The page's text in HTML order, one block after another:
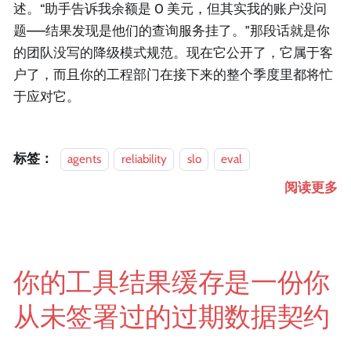
述。“助手告诉我余额是 0 美元，但其实我的账户没问
题——结果发现是他们的查询服务挂了。”那段话就是你
的团队没写的降级模式规范。现在它公开了，它属于客
户了，而且你的工程部门在接下来的整个季度里都将忙
于应对它。
标签： agents reliability slo eval
阅读更多
你的工具结果缓存是一份你
从未签署过的过期数据契约